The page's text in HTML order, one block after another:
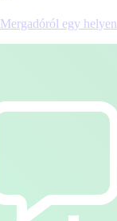
egy helyen